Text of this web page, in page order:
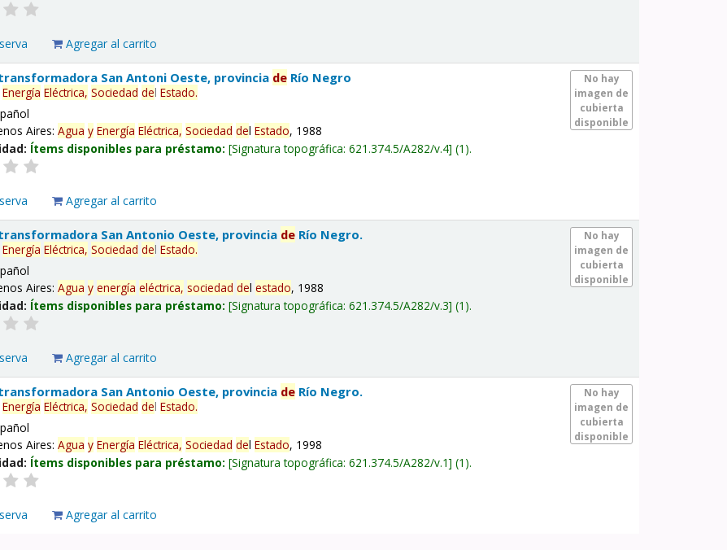
Agregar al carrito
No hay
imagen de
cubierta
disponible
San Antoni Oeste, provincia de Río Negro
Energía Eléctrica, Sociedad delEstado.
Aires:Agua y Energía Eléctrica, Sociedad delEstado, 1988
Ítems disponibles para préstamo: Signatura topográfica:621.374.5/A282/v.4 (1).
Agregar al carrito
No hay
imagen de
cubierta
disponible
San Antonio Oeste, provincia de Río Negro.
Energía Eléctrica, Sociedad delEstado.
Aires:Agua y energía eléctrica, sociedad delestado, 1988
Ítems disponibles para préstamo: Signatura topográfica:621.374.5/A282/v.3 (1).
Agregar al carrito
No hay
imagen de
cubierta
disponible
San Antonio Oeste, provincia de Río Negro.
Energía Eléctrica, Sociedad delEstado.
Aires:Agua y Energía Eléctrica, Sociedad delEstado, 1998
Ítems disponibles para préstamo: Signatura topográfica:621.374.5/A282/v.1 (1).
Agregar al carrito